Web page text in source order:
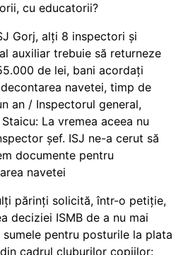
cu educatorii?
Gorj, alți 8 inspectori și
auxiliar trebuie să returneze
de lei, bani acordați
navetei, timp de
an / Inspectorul general,
La vremea aceea nu
șef. ISJ ne-a cerut să
documente pentru
navetei
părinți solicită, într-o petiție,
deciziei ISMB de a nu mai
pentru posturile la plata
cadrul cluburilor copiilor: